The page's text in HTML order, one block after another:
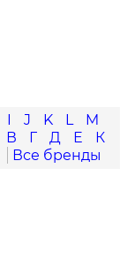
I J K L
M
В Г Д Е
К